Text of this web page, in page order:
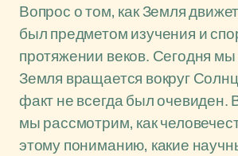
Вопрос о том, как Земля
был предметом изучения и
протяжении веков. Сегодня
Земля вращается вокруг
факт не всегда был очевиден.
мы рассмотрим, как
этому пониманию, какие